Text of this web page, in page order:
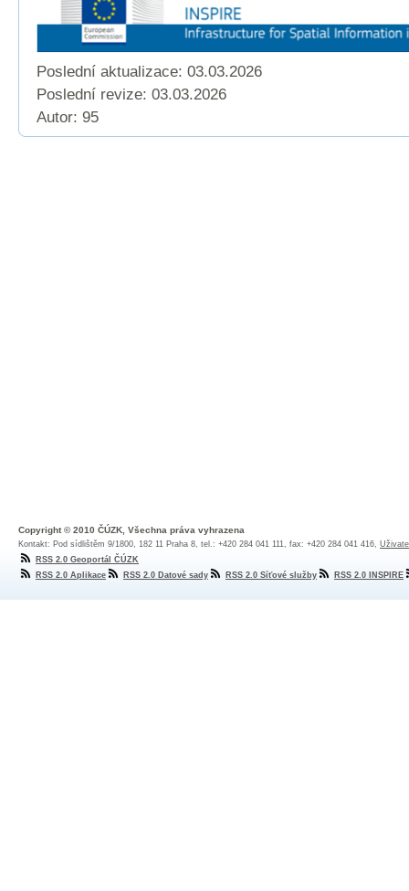
Poslední aktualizace: 03.03.2026
Poslední revize: 03.03.2026
Autor: 95
Copyright © 2010 ČÚZK, Všechna práva vyhrazena
Kontakt: Pod sídlištěm 9/1800, 182 11 Praha 8, tel.: +420 284 041 111, fax: +420 284 041 416,
RSS 2.0 Geoportál ČÚZK
RSS 2.0 Aplikace
RSS 2.0 Datové sady RSS 2.0 Síťové služby RSS 2.0 INSPIRE